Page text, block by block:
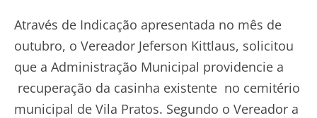
Através de Indicação apresentada no mês de
outubro, o Vereador Jeferson Kittlaus, solicitou
que a Administração Municipal providencie a
recuperação da casinha existente no cemitério
municipal de Vila Pratos. Segundo o Vereador a